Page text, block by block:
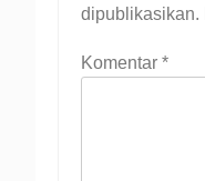
dipublikasikan.
Komentar *